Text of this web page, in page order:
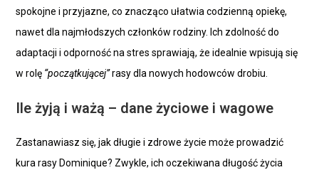
spokojne i przyjazne, co znacząco ułatwia codzienną opiekę,
nawet dla najmłodszych członków rodziny. Ich zdolność do
adaptacji i odporność na stres sprawiają, że idealnie wpisują się
w rolę “początkującej”rasy dla nowych hodowców drobiu.
Ile żyją i ważą – dane życiowe i wagowe
Zastanawiasz się, jak długie i zdrowe życie może prowadzić
kura rasy Dominique? Zwykle, ich oczekiwana długość życia